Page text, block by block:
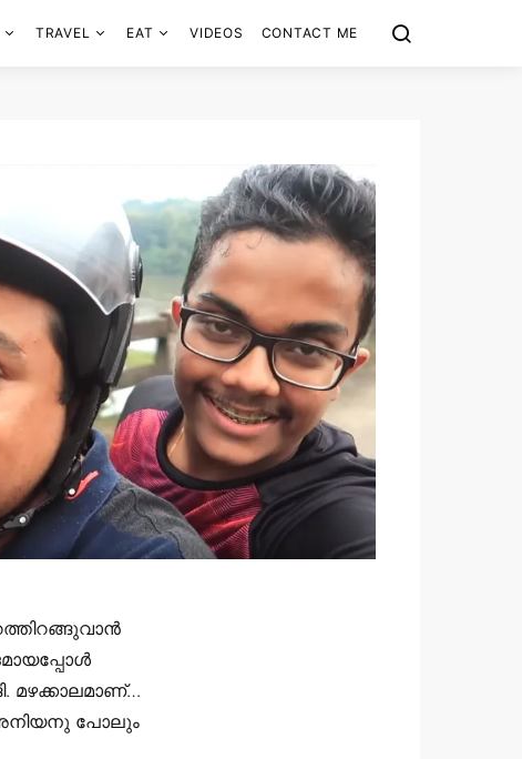
TRAVEL EAT VIDEOS CONTACT ME
മഴക്കാലമാണ്…
അനിയനു പോലും